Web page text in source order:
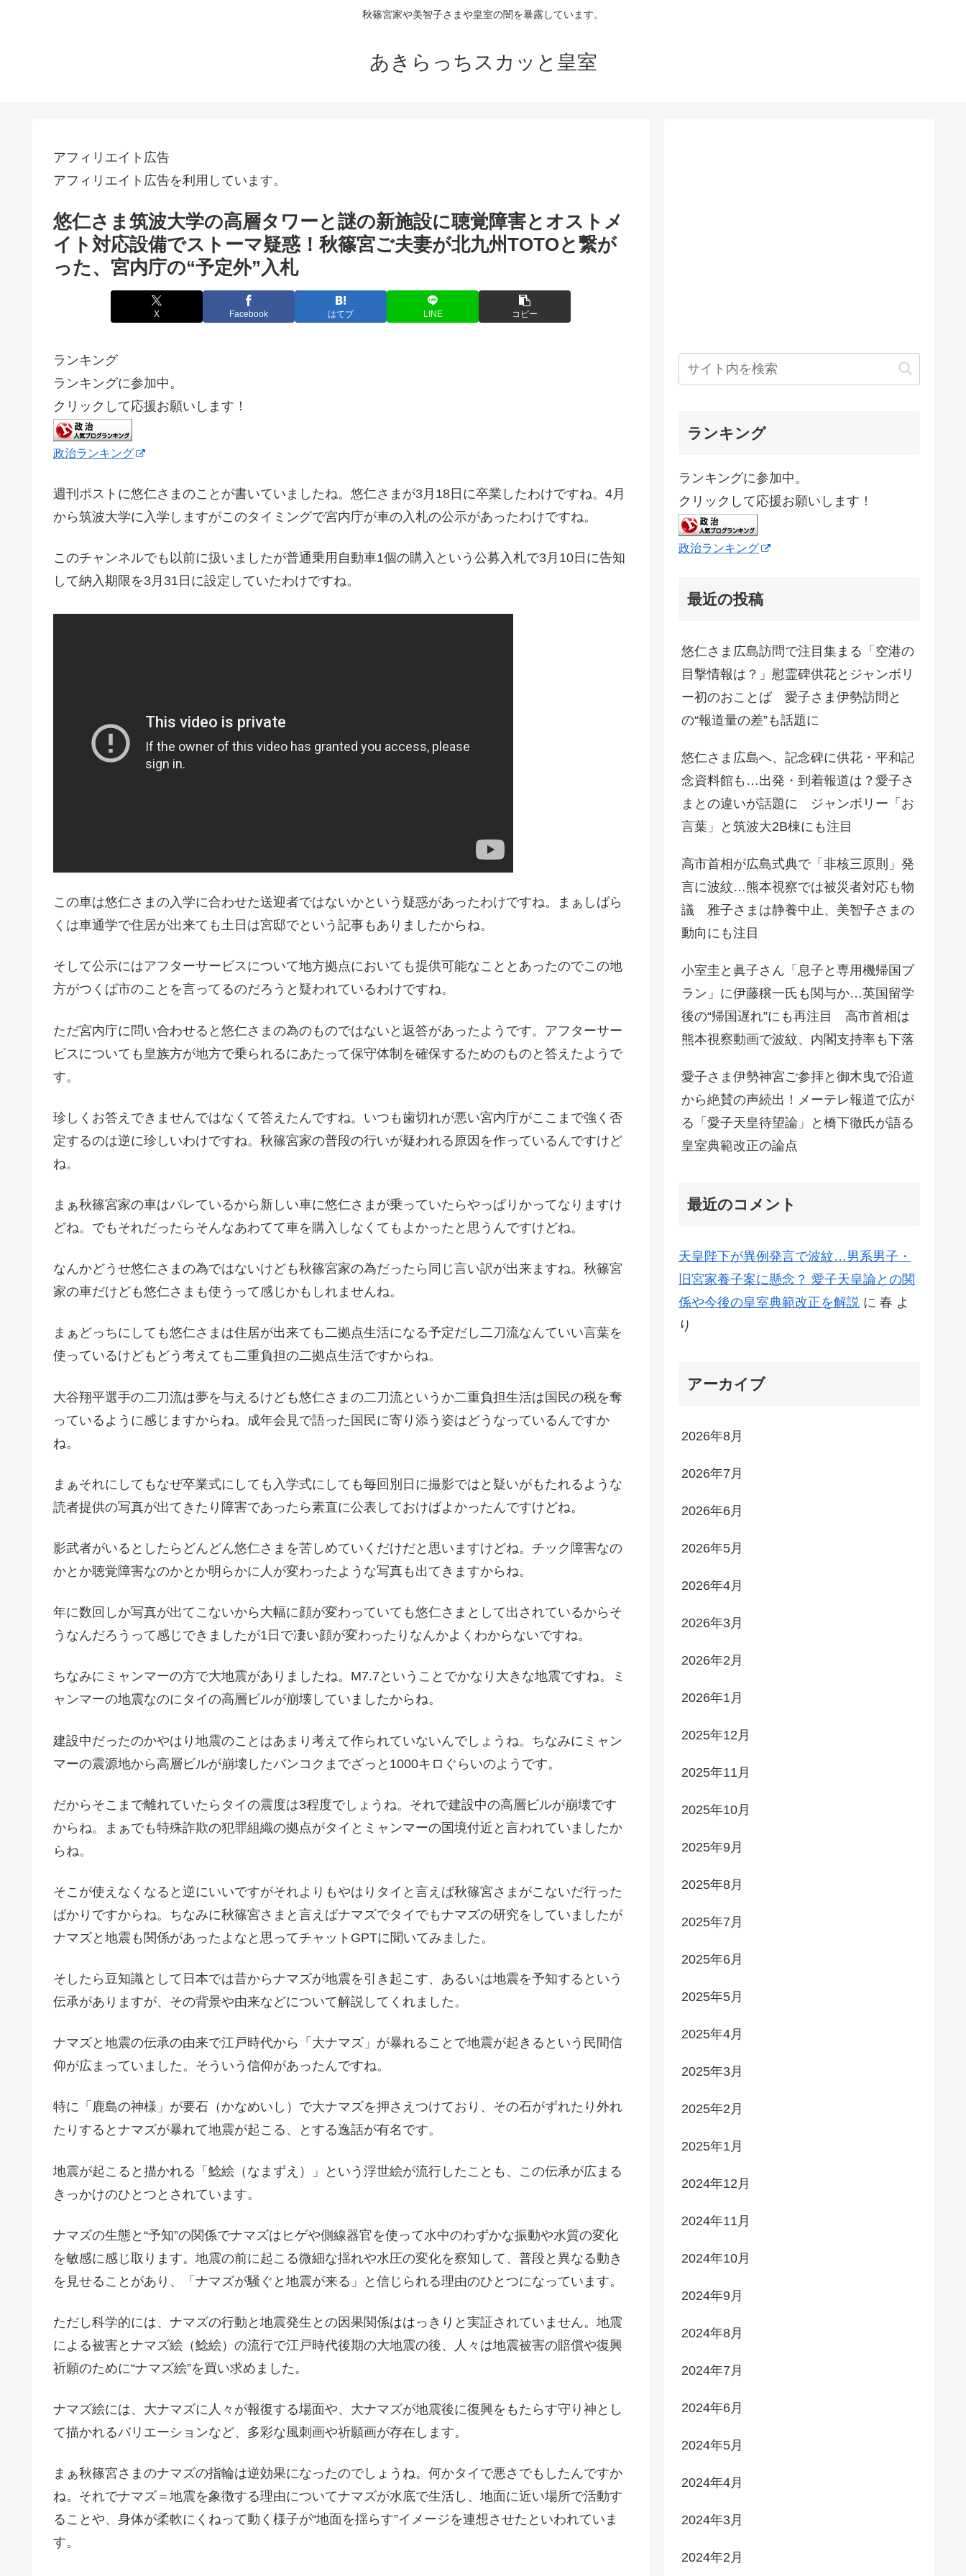
秋篠宮家や美智子さまや皇室の闇を暴露しています。
あきらっちスカッと皇室
アフィリエイト広告
アフィリエイト広告を利用しています。
悠仁さま筑波大学の高層タワーと謎の新施設に聴覚障害とオストメ
イト対応設備でストーマ疑惑！秋篠宮ご夫妻が北九州TOTOと繋が
った、宮内庁の“予定外”入札
X Facebook はてブ LINE コピー
ランキング
ランキングに参加中。
クリックして応援お願いします！
政治ランキング
週刊ポストに悠仁さまのことが書いていましたね。悠仁さまが3月18日に卒業したわけですね。4月
から筑波大学に入学しますがこのタイミングで宮内庁が車の入札の公示があったわけですね。
このチャンネルでも以前に扱いましたが普通乗用自動車1個の購入という公募入札で3月10日に告知
して納入期限を3月31日に設定していたわけですね。
この車は悠仁さまの入学に合わせた送迎者ではないかという疑惑があったわけですね。まぁしばら
くは車通学で住居が出来ても土日は宮邸でという記事もありましたからね。
そして公示にはアフターサービスについて地方拠点においても提供可能なこととあったのでこの地
方がつくば市のことを言ってるのだろうと疑われているわけですね。
ただ宮内庁に問い合わせると悠仁さまの為のものではないと返答があったようです。アフターサー
ビスについても皇族方が地方で乗られるにあたって保守体制を確保するためのものと答えたようで
す。
珍しくお答えできませんではなくて答えたんですね。いつも歯切れが悪い宮内庁がここまで強く否
定するのは逆に珍しいわけですね。秋篠宮家の普段の行いが疑われる原因を作っているんですけど
ね。
まぁ秋篠宮家の車はバレているから新しい車に悠仁さまが乗っていたらやっぱりかってなりますけ
どね。でもそれだったらそんなあわてて車を購入しなくてもよかったと思うんですけどね。
なんかどうせ悠仁さまの為ではないけども秋篠宮家の為だったら同じ言い訳が出来ますね。秋篠宮
家の車だけども悠仁さまも使うって感じかもしれませんね。
まぁどっちにしても悠仁さまは住居が出来ても二拠点生活になる予定だし二刀流なんていい言葉を
使っているけどもどう考えても二重負担の二拠点生活ですからね。
大谷翔平選手の二刀流は夢を与えるけども悠仁さまの二刀流というか二重負担生活は国民の税を奪
っているように感じますからね。成年会見で語った国民に寄り添う姿はどうなっているんですか
ね。
まぁそれにしてもなぜ卒業式にしても入学式にしても毎回別日に撮影ではと疑いがもたれるような
読者提供の写真が出てきたり障害であったら素直に公表しておけばよかったんですけどね。
影武者がいるとしたらどんどん悠仁さまを苦しめていくだけだと思いますけどね。チック障害なの
かとか聴覚障害なのかとか明らかに人が変わったような写真も出てきますからね。
年に数回しか写真が出てこないから大幅に顔が変わっていても悠仁さまとして出されているからそ
うなんだろうって感じできましたが1日で凄い顔が変わったりなんかよくわからないですね。
ちなみにミャンマーの方で大地震がありましたね。M7.7ということでかなり大きな地震ですね。ミ
ャンマーの地震なのにタイの高層ビルが崩壊していましたからね。
建設中だったのかやはり地震のことはあまり考えて作られていないんでしょうね。ちなみにミャン
マーの震源地から高層ビルが崩壊したバンコクまでざっと1000キロぐらいのようです。
だからそこまで離れていたらタイの震度は3程度でしょうね。それで建設中の高層ビルが崩壊です
からね。まぁでも特殊詐欺の犯罪組織の拠点がタイとミャンマーの国境付近と言われていましたか
らね。
そこが使えなくなると逆にいいですがそれよりもやはりタイと言えば秋篠宮さまがこないだ行った
ばかりですからね。ちなみに秋篠宮さまと言えばナマズでタイでもナマズの研究をしていましたが
ナマズと地震も関係があったよなと思ってチャットGPTに聞いてみました。
そしたら豆知識として日本では昔からナマズが地震を引き起こす、あるいは地震を予知するという
伝承がありますが、その背景や由来などについて解説してくれました。
ナマズと地震の伝承の由来で江戸時代から「大ナマズ」が暴れることで地震が起きるという民間信
仰が広まっていました。そういう信仰があったんですね。
特に「鹿島の神様」が要石（かなめいし）で大ナマズを押さえつけており、その石がずれたり外れ
たりするとナマズが暴れて地震が起こる、とする逸話が有名です。
地震が起こると描かれる「鯰絵（なまずえ）」という浮世絵が流行したことも、この伝承が広まる
きっかけのひとつとされています。
ナマズの生態と“予知”の関係でナマズはヒゲや側線器官を使って水中のわずかな振動や水質の変化
を敏感に感じ取ります。地震の前に起こる微細な揺れや水圧の変化を察知して、普段と異なる動き
を見せることがあり、「ナマズが騒ぐと地震が来る」と信じられる理由のひとつになっています。
ただし科学的には、ナマズの行動と地震発生との因果関係ははっきりと実証されていません。地震
による被害とナマズ絵（鯰絵）の流行で江戸時代後期の大地震の後、人々は地震被害の賠償や復興
祈願のために“ナマズ絵”を買い求めました。
ナマズ絵には、大ナマズに人々が報復する場面や、大ナマズが地震後に復興をもたらす守り神とし
て描かれるバリエーションなど、多彩な風刺画や祈願画が存在します。
まぁ秋篠宮さまのナマズの指輪は逆効果になったのでしょうね。何かタイで悪さでもしたんですか
ね。それでナマズ＝地震を象徴する理由についてナマズが水底で生活し、地面に近い場所で活動す
ることや、身体が柔軟にくねって動く様子が“地面を揺らす”イメージを連想させたといわれていま
す。
ランキング
ランキングに参加中。
クリックして応援お願いします！
政治ランキング
最近の投稿
悠仁さま広島訪問で注目集まる「空港の
目撃情報は？」慰霊碑供花とジャンボリ
ー初のおことば 愛子さま伊勢訪問と
の“報道量の差”も話題に
悠仁さま広島へ、記念碑に供花・平和記
念資料館も…出発・到着報道は？愛子さ
まとの違いが話題に ジャンボリー「お
言葉」と筑波大2B棟にも注目
高市首相が広島式典で「非核三原則」発
言に波紋…熊本視察では被災者対応も物
議 雅子さまは静養中止、美智子さまの
動向にも注目
小室圭と眞子さん「息子と専用機帰国プ
ラン」に伊藤穣一氏も関与か…英国留学
後の“帰国遅れ”にも再注目 高市首相は
熊本視察動画で波紋、内閣支持率も下落
愛子さま伊勢神宮ご参拝と御木曳で沿道
から絶賛の声続出！メーテレ報道で広が
る「愛子天皇待望論」と橋下徹氏が語る
皇室典範改正の論点
最近のコメント
天皇陛下が異例発言で波紋…男系男子・
旧宮家養子案に懸念？ 愛子天皇論との関
係や今後の皇室典範改正を解説 に 春 よ
り
アーカイブ
2026年8月
2026年7月
2026年6月
2026年5月
2026年4月
2026年3月
2026年2月
2026年1月
2025年12月
2025年11月
2025年10月
2025年9月
2025年8月
2025年7月
2025年6月
2025年5月
2025年4月
2025年3月
2025年2月
2025年1月
2024年12月
2024年11月
2024年10月
2024年9月
2024年8月
2024年7月
2024年6月
2024年5月
2024年4月
2024年3月
2024年2月